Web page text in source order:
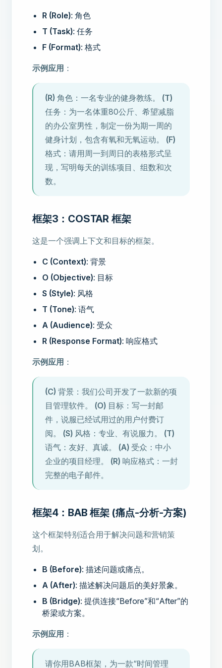
R (Role): 角色
T (Task): 任务
F (Format): 格式
示例应用 ：
(R) 角色：一名专业的健身教练。 (T)
任务：为一名体重80公斤、希望减脂
的办公室男性，制定一份为期一周的
健身计划，包含有氧和无氧运动。 (F)
格式：请用周一到周日的表格形式呈
现，写明每天的训练项目、组数和次
数。
框架3：COSTAR 框架
这是一个强调上下文和目标的框架。
C (Context): 背景
O (Objective): 目标
S (Style): 风格
T (Tone): 语气
A (Audience): 受众
R (Response Format): 响应格式
示例应用 ：
(C) 背景：我们公司开发了一款新的项
目管理软件。 (O) 目标：写一封邮
件，说服已经试用过的用户付费订
阅。 (S) 风格：专业、有说服力。 (T)
语气：友好、真诚。 (A) 受众：中小
企业的项目经理。 (R) 响应格式：一封
完整的电子邮件。
框架4：BAB 框架 (痛点-分析-方案)
这个框架特别适合用于解决问题和营销策
划。
B (Before): 描述问题或痛点。
A (After): 描述解决问题后的美好景象。
B (Bridge): 提供连接“Before”和“After”的
桥梁或方案。
示例应用 ：
请你用BAB框架，为一款“时间管理